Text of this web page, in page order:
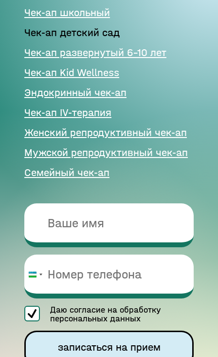
Чек-ап школьный
Чек-ап детский сад
Чек-ап развернутый 6-10 лет
Чек-ап Kid Wellness
Эндокринный чек-ап
Чек-ап IV-терапия
Женский репродуктивный чек-ап
Мужской репродуктивный чек-ап
Семейный чек-ап
Узбекистан
Даю согласие на обработку
персональных данных
записаться на прием